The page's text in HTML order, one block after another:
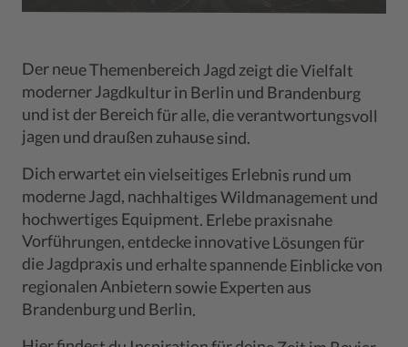
Der neue Themenbereich Jagd zeigt die Vielfalt
moderner Jagdkultur in Berlin und Brandenburg
und ist der Bereich für alle, die verantwortungsvoll
jagen und draußen zuhause sind.
Dich erwartet ein vielseitiges Erlebnis rund um
moderne Jagd, nachhaltiges Wildmanagement und
hochwertiges Equipment. Erlebe praxisnahe
Vorführungen, entdecke innovative Lösungen für
die Jagdpraxis und erhalte spannende Einblicke von
regionalen Anbietern sowie Experten aus
Brandenburg und Berlin.